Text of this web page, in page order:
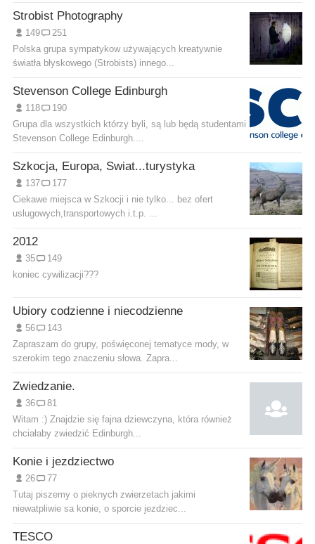
Strobist Photography
149
251
Polska grupa sympatykow używających kreatywnie
światła błyskowego (Strobists) innego...
Stevenson College Edinburgh
118
190
Grupa dla wszystkich którzy byli, są lub będą studentami
Stevenson College Edinburgh....
Szkocja, Europa, Swiat...turystyka
137
177
Ciekawe miejsca w Szkocji i nie tylko... bez ofert
uslugowych,transportowych i.t.p. ...
2012
35
149
koniec cywilizacji???
Ubiory codzienne i niecodzienne
56
143
Zapraszam do grupy, poświęconej tematyce mody, w
szerokim tego znaczeniu słowa. Zapra...
Zwiedzanie.
36
81
Witam :) Znajdzie się fajna dziewczyna, która również
chciałaby zwiedzić Edinburgh...
Konie i jezdziectwo
26
77
Tutaj piszemy o pieknych zwierzetach jakimi
niewatpliwie sa konie, o sporcie jezdziec...
TESCO